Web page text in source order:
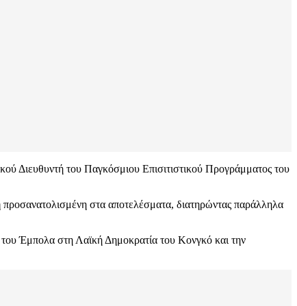
Διευθυντή του Παγκόσμιου Επισιτιστικού Προγράμματος του
προσανατολισμένη στα αποτελέσματα, διατηρώντας παράλληλα
Έμπολα στη Λαϊκή Δημοκρατία του Κονγκό και την